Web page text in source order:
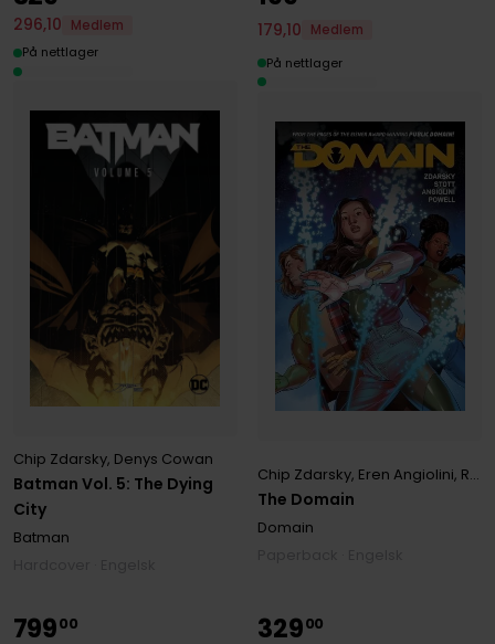
Batman Vol. 5: The Dying
City
Chip Zdarsky, Denys Cowan
Batman
296,10
Medlem
På nettlager
The Domain
Chip Zdarsky, Eren Angiolini, Rachael Stott
Domain
179,10
Medlem
På nettlager
79900 32900